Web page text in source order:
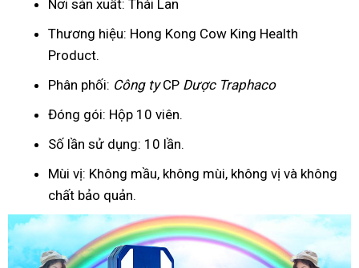
Nơi sản xuất: Thái Lan
Thương hiệu: Hong Kong Cow King Health
Product.
Phân phối: Công tyCP Dược Traphaco
Đóng gói: Hộp 10 viên.
Số lần sử dụng: 10 lần.
Mùi vị: Không mầu, không mùi, không vị và không
chất bảo quản.